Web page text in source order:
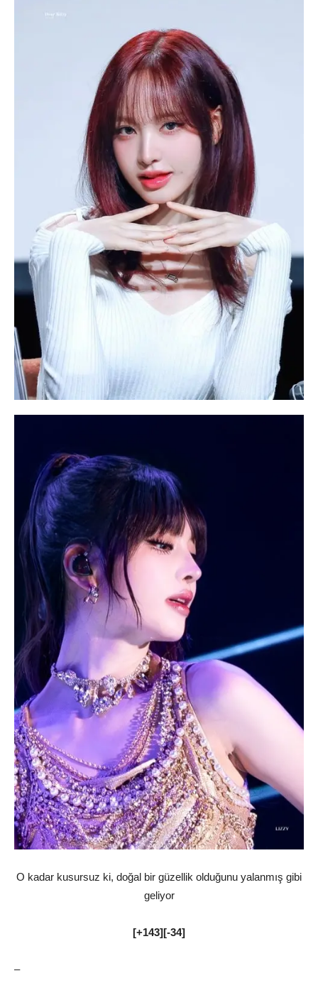
O kadar kusursuz ki, doğal bir güzellik olduğunu yalanmış gibi
geliyor
[+143][-34]
–